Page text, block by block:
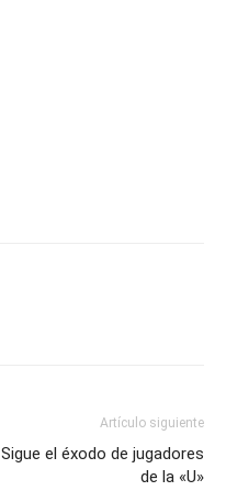
Artículo siguiente
Sigue el éxodo de jugadores
de la «U»